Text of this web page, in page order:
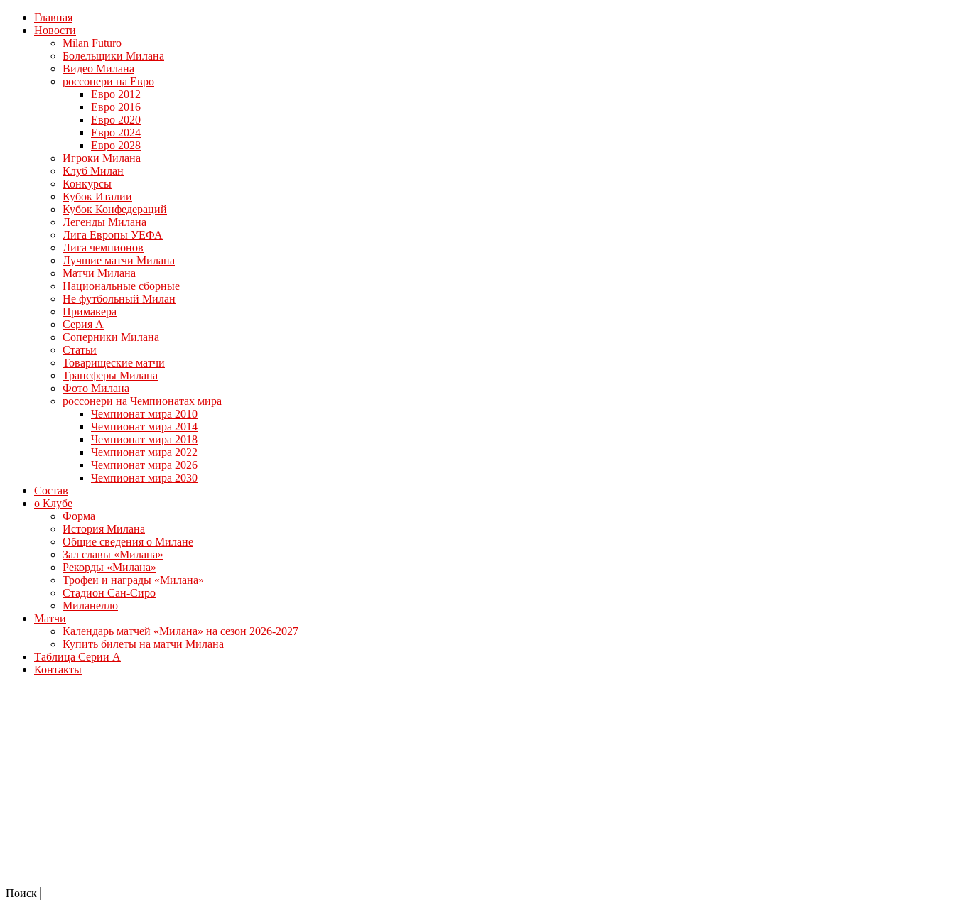
Главная
Новости
Milan Futuro
Болельщики Милана
Видео Милана
россонери на Евро
Евро 2012
Евро 2016
Евро 2020
Евро 2024
Евро 2028
Игроки Милана
Клуб Милан
Конкурсы
Кубок Италии
Кубок Конфедераций
Легенды Милана
Лига Европы УЕФА
Лига чемпионов
Лучшие матчи Милана
Матчи Милана
Национальные сборные
Не футбольный Милан
Примавера
Серия А
Соперники Милана
Статьи
Товарищеские матчи
Трансферы Милана
Фото Милана
россонери на Чемпионатах мира
Чемпионат мира 2010
Чемпионат мира 2014
Чемпионат мира 2018
Чемпионат мира 2022
Чемпионат мира 2026
Чемпионат мира 2030
Состав
о Клубе
Форма
История Милана
Общие сведения о Милане
Зал славы «Милана»
Рекорды «Милана»
Трофеи и награды «Милана»
Стадион Сан-Сиро
Миланелло
Матчи
Календарь матчей «Милана» на сезон 2026-2027
Купить билеты на матчи Милана
Таблица Серии А
Контакты
Поиск